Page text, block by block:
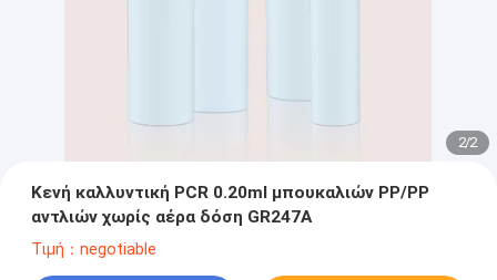
2/2
Κενή καλλυντική PCR 0.20ml μπουκαλιών PP/PP
αντλιών χωρίς αέρα δόση GR247A
Τιμή：negotiable